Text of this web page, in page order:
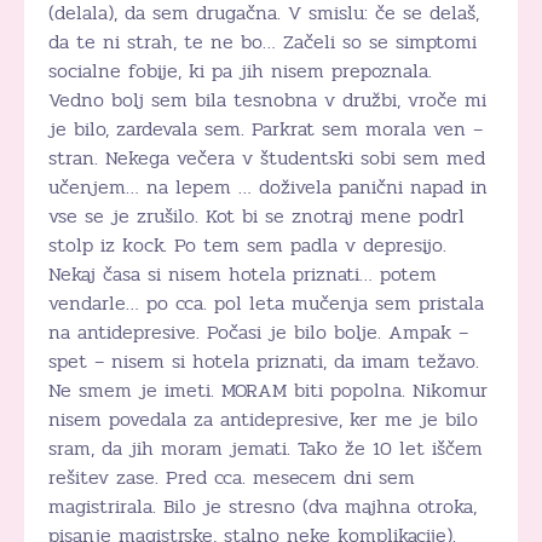
(delala), da sem drugačna. V smislu: če se delaš,
da te ni strah, te ne bo… Začeli so se simptomi
socialne fobije, ki pa jih nisem prepoznala.
Vedno bolj sem bila tesnobna v družbi, vroče mi
je bilo, zardevala sem. Parkrat sem morala ven –
stran. Nekega večera v študentski sobi sem med
učenjem… na lepem … doživela panični napad in
vse se je zrušilo. Kot bi se znotraj mene podrl
stolp iz kock. Po tem sem padla v depresijo.
Nekaj časa si nisem hotela priznati… potem
vendarle… po cca. pol leta mučenja sem pristala
na antidepresive. Počasi je bilo bolje. Ampak –
spet – nisem si hotela priznati, da imam težavo.
Ne smem je imeti. MORAM biti popolna. Nikomur
nisem povedala za antidepresive, ker me je bilo
sram, da jih moram jemati. Tako že 10 let iščem
rešitev zase. Pred cca. mesecem dni sem
magistrirala. Bilo je stresno (dva majhna otroka,
pisanje magistrske, stalno neke komplikacije).